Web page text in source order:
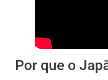
Por que o